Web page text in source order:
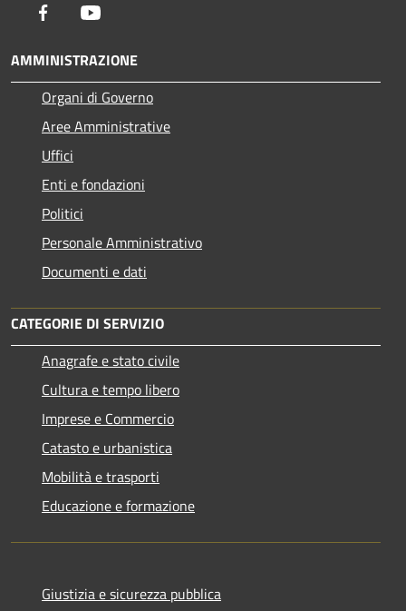
Facebook
AMMINISTRAZIONE
Organi di Governo
Aree Amministrative
Uffici
Enti e fondazioni
Politici
Personale Amministrativo
Documenti e dati
CATEGORIE DI SERVIZIO
Anagrafe e stato civile
Cultura e tempo libero
Imprese e Commercio
Catasto e urbanistica
Mobilità e trasporti
Educazione e formazione
Giustizia e sicurezza pubblica